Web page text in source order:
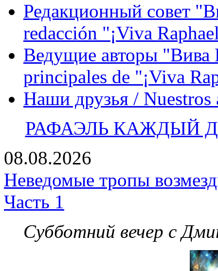
Редакционный совет
redacción "¡Viva
Ведущие авторы "Вива
principales de "¡Viva
Наши друзья / Nuestros
РАФАЭЛЬ КАЖДЫЙ
08.08.2026
Неведомые тропы
Часть 1
Субботний вечер с